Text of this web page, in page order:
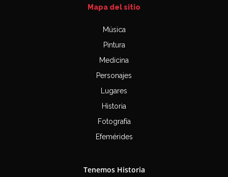
Mapa del sitio
Música
Pintura
Medicina
Personajes
Lugares
Historia
Fotografía
Efemérides
Tenemos Historia